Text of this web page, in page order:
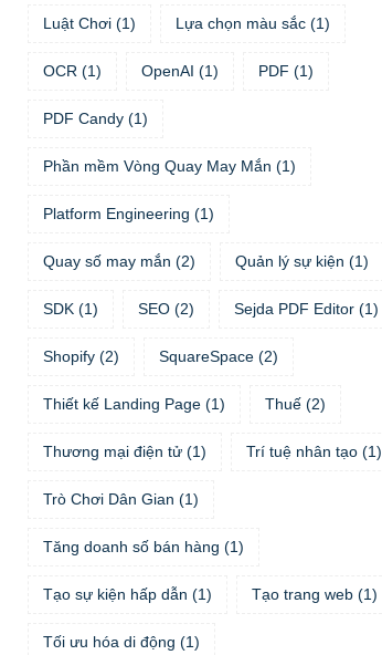
Luật Chơi (1) Lựa chọn màu sắc (1)
OCR (1) OpenAI (1) PDF (1)
PDF Candy (1)
Phần mềm Vòng Quay May Mắn (1)
Platform Engineering (1)
Quay số may mắn (2) Quản lý sự kiện (1)
SDK (1) SEO (2) Sejda PDF Editor (1)
Shopify (2) SquareSpace (2)
Thiết kế Landing Page (1) Thuế (2)
Thương mại điện tử (1) Trí tuệ nhân tạo (1)
Trò Chơi Dân Gian (1)
Tăng doanh số bán hàng (1)
Tạo sự kiện hấp dẫn (1) Tạo trang web (1)
Tối ưu hóa di động (1)